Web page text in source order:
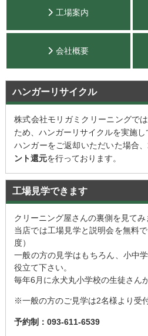
工場案内
会社概要
ハンガーリサイクル
株式会社モリガミクリーニングで
ため、ハンガーリサイクルを実施し
ハンガーをご返却いただいた場合、
ント還元を行っております。
工場見学できます
クリーニング屋さんの裏側を見てみ
当店では工場見学と説明会を無料
度）
一般の方の見学はもちろん、小中
役立て下さい。
毎年6月に永犬丸小学校の生徒さん
※一般の方のご見学は2名様より受
予約制：093-611-6539